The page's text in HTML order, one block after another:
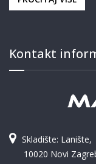
Kontakt
Skladište: Lanište,
10020 Novi